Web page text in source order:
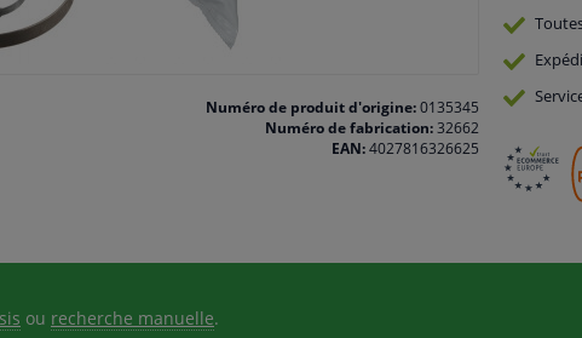
Numéro de produit d'origine:0135345
Numéro de fabrication:32662
EAN:4027816326625
ou recherche manuelle.